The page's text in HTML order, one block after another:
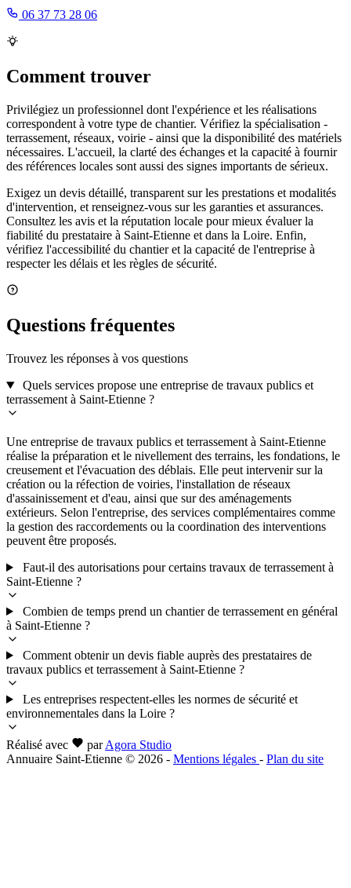
06 37 73 28 06
Comment trouver
Privilégiez un professionnel dont l'expérience et les réalisations
correspondent à votre type de chantier. Vérifiez la spécialisation -
terrassement, réseaux, voirie - ainsi que la disponibilité des matériels
nécessaires. L'accueil, la clarté des échanges et la capacité à fournir
des références locales sont aussi des signes importants de sérieux.
Exigez un devis détaillé, transparent sur les prestations et modalités
d'intervention, et renseignez-vous sur les garanties et assurances.
Consultez les avis et la réputation locale pour mieux évaluer la
fiabilité du prestataire à Saint-Etienne et dans la Loire. Enfin,
vérifiez l'accessibilité du chantier et la capacité de l'entreprise à
respecter les délais et les règles de sécurité.
Questions fréquentes
Trouvez les réponses à vos questions
Quels services propose une entreprise de travaux publics et
terrassement à Saint-Etienne ?
Une entreprise de travaux publics et terrassement à Saint-Etienne
réalise la préparation et le nivellement des terrains, les fondations, le
creusement et l'évacuation des déblais. Elle peut intervenir sur la
création ou la réfection de voiries, l'installation de réseaux
d'assainissement et d'eau, ainsi que sur des aménagements
extérieurs. Selon l'entreprise, des services complémentaires comme
la gestion des raccordements ou la coordination des interventions
peuvent être proposés.
Faut-il des autorisations pour certains travaux de terrassement à
Saint-Etienne ?
Combien de temps prend un chantier de terrassement en général
à Saint-Etienne ?
Comment obtenir un devis fiable auprès des prestataires de
travaux publics et terrassement à Saint-Etienne ?
Les entreprises respectent-elles les normes de sécurité et
environnementales dans la Loire ?
Réalisé avec par Agora Studio
Annuaire Saint-Etienne © 2026 - Mentions légales - Plan du site